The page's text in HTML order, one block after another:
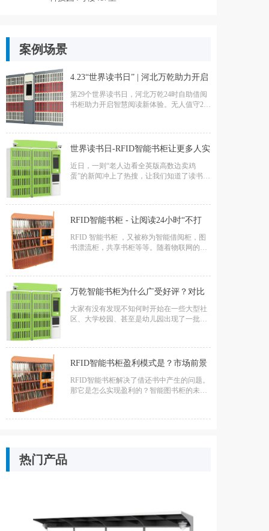
案例场景
4.23“世界读书日” | 河北万乾助力开启
智慧阅读新体验
第29个世界读书日，河北万乾24时自助借阅
书柜助力开启智慧阅读新体验。无人值守24
世界读书日-RFID智能书柜让更多人实
现读书自由
近日，一则“老人边看全英版高数边卖鸡
蛋”的新闻冲上了热搜，让我们知道了读书的
智能图书柜吧
RFID智能书柜 - 让阅读24小时“不打
烊”- 打造家门口的图书馆
RFID 智能书柜 ，又被称为智能借阅柜，图
书漂流柜，共享书柜等等。随着物联网的发
万乾智能书柜为什么广受好评？对比
传统书柜赢在哪儿？
大家有没有发现不知何时开始在一些大型社
区、大学校园、甚至是幼儿园出现了一批智
呢？
RFID智能书柜盈利模式是？市场前景
如何？
RFID智能书柜解决了借还书中产生的问题。
那它是怎么实现盈利的？智能图书柜的未来
热门产品